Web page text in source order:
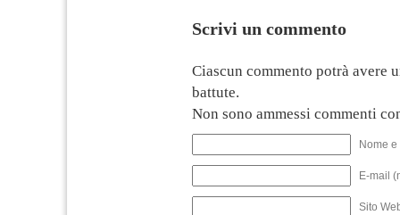
Scrivi un commento
Ciascun commento potrà avere
battute.
Non sono ammessi commenti
Nome
E-mail
Sito